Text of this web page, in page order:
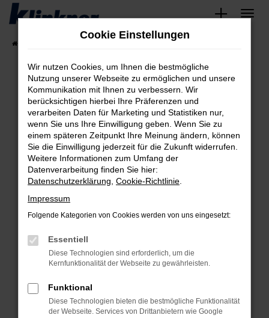
Zum
springen
Fehler: Network Error
Beim Laden ist ein Fehler aufgetreten.
Hier sind ein paar Tipps, die dir helfen können:
Überprüfe deine Firewall und deine
Internetverbindung.
Laden andere Webseiten, zum Beispiel deine
Suchmaschine?
Prüfe deine Browsererweiterungen.
können das Laden bestimmter Seiten
verhindern. Funktioniert die Seite in einem
anderen Browser oder in einem privaten
Starte dein Gerät neu.
Das kann manchmal helfen, vorübergehende
Cookie Einstellungen
Wir nutzen Cookies, um Ihnen die bestmögliche
Nutzung unserer Webseite zu ermöglichen und unsere
Kommunikation mit Ihnen zu verbessern. Wir
berücksichtigen hierbei Ihre Präferenzen und
verarbeiten Daten für Marketing und Statistiken nur,
wenn Sie uns Ihre Einwilligung geben. Wenn Sie zu
einem späteren Zeitpunkt Ihre Meinung ändern, können
Sie die Einwilligung jederzeit für die Zukunft widerrufen.
Weitere Informationen zum Umfang der
Datenverarbeitung finden Sie hier:
Datenschutzerklärung Cookie-Richtlinie
Impressum
Folgende Kategorien von Cookies werden von uns eingesetzt:
Essentiell
Diese Technologien sind erforderlich, um die
Kernfunktionalität der Webseite zu gewährleisten.
Funktional
Diese Technologien bieten die bestmögliche Funktionalität
der Webseite. Services von Drittanbietern wie Google